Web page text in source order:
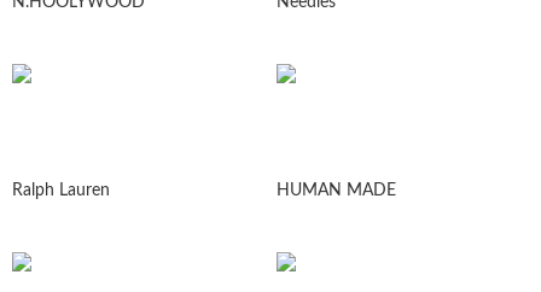
Ralph Lauren HUMAN MADE